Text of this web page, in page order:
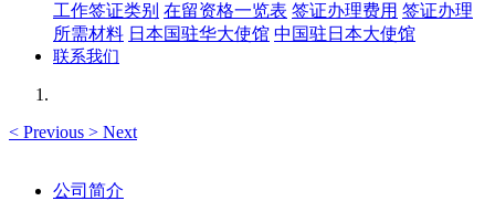
工作签证类别 在留资格一览表 签证办理费用 签证办理
所需材料 日本国驻华大使馆 中国驻日本大使馆
联系我们
< Previous > Next
公司简介